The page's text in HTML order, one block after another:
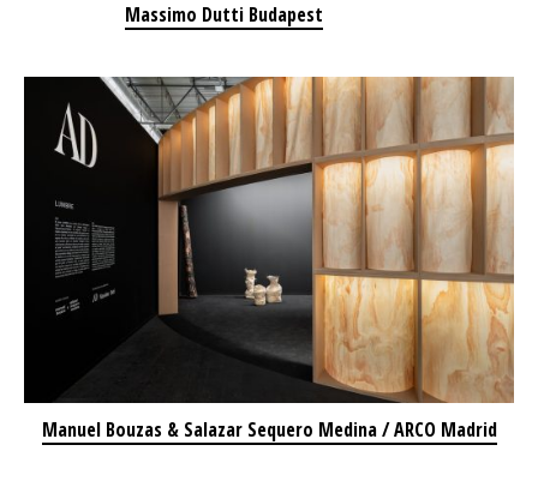
Massimo Dutti Budapest
Manuel Bouzas & Salazar Sequero Medina / ARCO Madrid